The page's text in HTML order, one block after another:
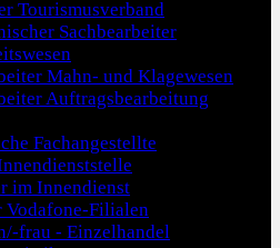
Tourismusverband
Sachbearbeiter
Mahn- und Klagewesen
Auftragsbearbeitung
Fachangestellte
im Innendienst
Vodafone-Filialen
frau - Einzelhandel